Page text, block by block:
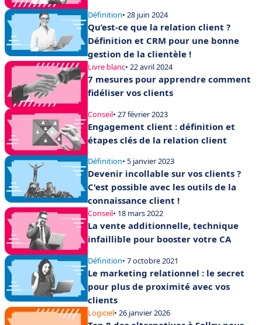
Définition• 28 juin 2024
Qu’est-ce que la relation client ?
Définition et CRM pour une bonne
gestion de la clientèle !
Livre blanc• 22 avril 2024
7 mesures pour apprendre comment
fidéliser vos clients
Conseil• 27 février 2023
Engagement client : définition et
étapes clés de la relation client
Définition• 5 janvier 2023
Devenir incollable sur vos clients ?
C'est possible avec les outils de la
connaissance client !
Conseil• 18 mars 2022
La vente additionnelle, technique
infaillible pour booster votre CA
Définition• 7 octobre 2021
Le marketing relationnel : le secret
pour plus de proximité avec vos
clients
Logiciel• 26 janvier 2026